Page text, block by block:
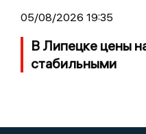
05/08/2026 19:35
В Липецке цены
стабильными